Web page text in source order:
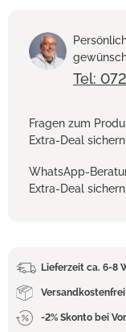
Tel:
Fragen zum
Extra-Deal
WhatsApp-
Extra-Deal
Lieferzeit ca. 6-8
Versandkostenfrei
-2% Skonto bei